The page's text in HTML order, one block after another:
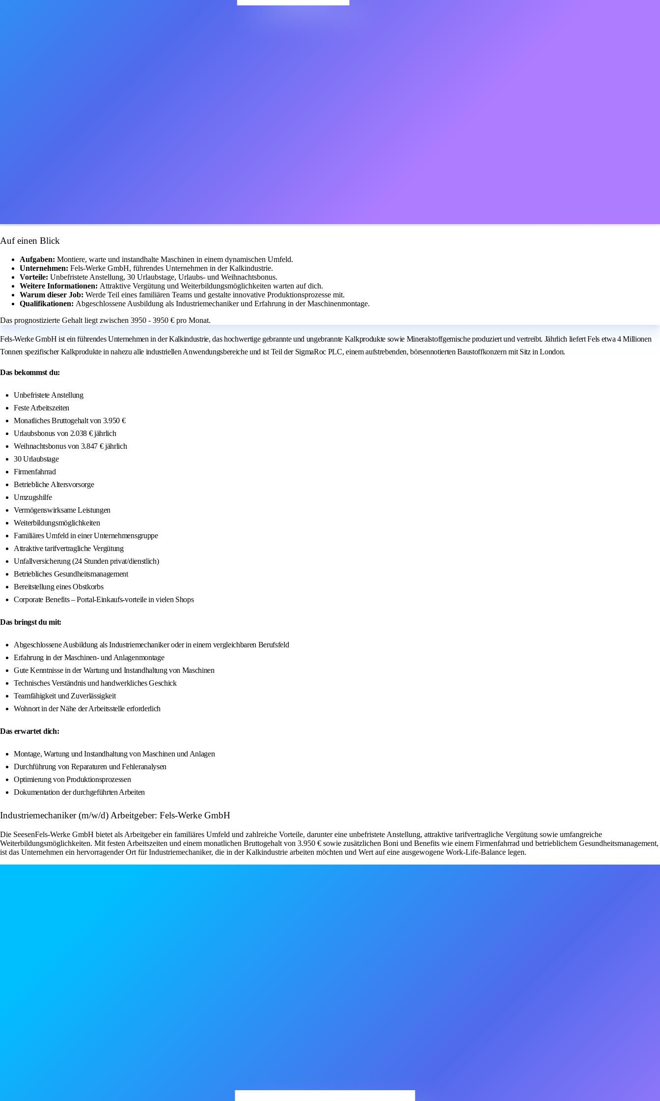
Auf einen Blick
Aufgaben: Montiere, warte und instandhalte Maschinen in einem dynamischen Umfeld.
Unternehmen: Fels-Werke GmbH, führendes Unternehmen in der Kalkindustrie.
Vorteile: Unbefristete Anstellung, 30 Urlaubstage, Urlaubs- und Weihnachtsbonus.
Weitere Informationen: Attraktive Vergütung und Weiterbildungsmöglichkeiten warten auf dich.
Warum dieser Job: Werde Teil eines familiären Teams und gestalte innovative Produktionsprozesse mit.
Qualifikationen: Abgeschlossene Ausbildung als Industriemechaniker und Erfahrung in der Maschinenmontage.
Das prognostizierte Gehalt liegt zwischen 3950 - 3950 € pro Monat.
Fels-Werke GmbH ist ein führendes Unternehmen in der Kalkindustrie, das hochwertige gebrannte und ungebrannte Kalkprodukte sowie Mineralstoffgemische produziert und vertreibt. Jährlich liefert Fels etwa 4 Millionen
Tonnen spezifischer Kalkprodukte in nahezu alle industriellen Anwendungsbereiche und ist Teil der SigmaRoc PLC, einem aufstrebenden, börsennotierten Baustoffkonzern mit Sitz in London.
Das bekommst du:
Unbefristete Anstellung
Feste Arbeitszeiten
Monatliches Bruttogehalt von 3.950 €
Urlaubsbonus von 2.038 € jährlich
Weihnachtsbonus von 3.847 € jährlich
30 Urlaubstage
Firmenfahrrad
Betriebliche Altersvorsorge
Umzugshilfe
Vermögenswirksame Leistungen
Weiterbildungsmöglichkeiten
Familiäres Umfeld in einer Unternehmensgruppe
Attraktive tarifvertragliche Vergütung
Unfallversicherung (24 Stunden privat/dienstlich)
Betriebliches Gesundheitsmanagement
Bereitstellung eines Obstkorbs
Corporate Benefits – Portal-Einkaufs-vorteile in vielen Shops
Das bringst du mit:
Abgeschlossene Ausbildung als Industriemechaniker oder in einem vergleichbaren Berufsfeld
Erfahrung in der Maschinen- und Anlagenmontage
Gute Kenntnisse in der Wartung und Instandhaltung von Maschinen
Technisches Verständnis und handwerkliches Geschick
Teamfähigkeit und Zuverlässigkeit
Wohnort in der Nähe der Arbeitsstelle erforderlich
Das erwartet dich:
Montage, Wartung und Instandhaltung von Maschinen und Anlagen
Durchführung von Reparaturen und Fehleranalysen
Optimierung von Produktionsprozessen
Dokumentation der durchgeführten Arbeiten
Industriemechaniker (m/w/d) Arbeitgeber: Fels-Werke GmbH
Die SeesenFels-Werke GmbH bietet als Arbeitgeber ein familiäres Umfeld und zahlreiche Vorteile, darunter eine unbefristete Anstellung, attraktive tarifvertragliche Vergütung sowie umfangreiche
Weiterbildungsmöglichkeiten. Mit festen Arbeitszeiten und einem monatlichen Bruttogehalt von 3.950 € sowie zusätzlichen Boni und Benefits wie einem Firmenfahrrad und betrieblichem Gesundheitsmanagement,
ist das Unternehmen ein hervorragender Ort für Industriemechaniker, die in der Kalkindustrie arbeiten möchten und Wert auf eine ausgewogene Work-Life-Balance legen.